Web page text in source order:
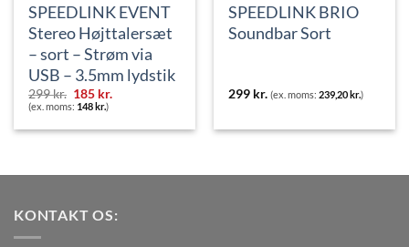
SPEEDLINK EVENT
Stereo Højttalersæt
– sort – Strøm via
USB – 3.5mm lydstik
299kr. Den
oprindelige
var:
185 kr.Den
er:
(ex. moms: 148 kr.)
SPEEDLINK BRIO
Soundbar Sort
299 kr. (ex. moms:239,20 kr.)
KONTAKT OS: